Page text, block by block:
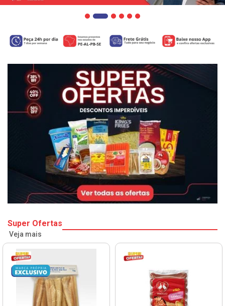
Super Ofertas
Veja mais